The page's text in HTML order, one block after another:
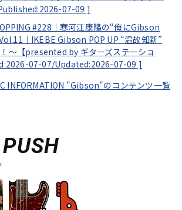
07-09 ]
#228｜寒河江康隆の“俺にGibson
｜IKEBE Gibson POP UP “温故知新”
～【presented by ギターズステーショ
07-07/Updated:2026-07-09 ]
INFORMATION "Gibson"のコンテンツ一覧